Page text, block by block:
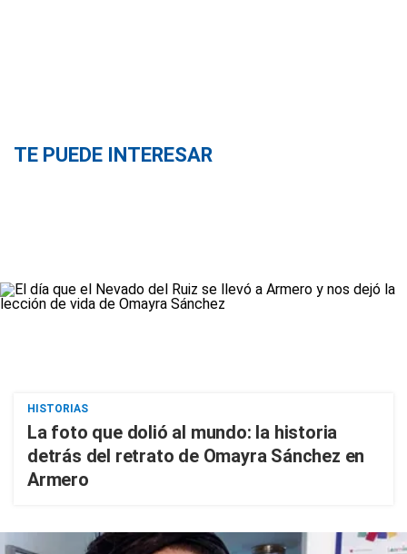
TE PUEDE INTERESAR
HISTORIAS
La foto que dolió al mundo: la historia
detrás del retrato de Omayra Sánchez en
Armero